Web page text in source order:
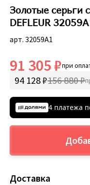
Золотые серьги
DEFLEUR
арт. 32059A1
91 305 ₽при
94 128 ₽156 880 ₽
4 платежа
Доставка